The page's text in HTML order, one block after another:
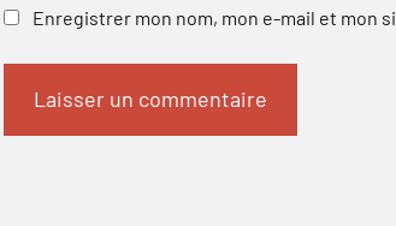
Enregistrer mon nom, mon e-mail et mon